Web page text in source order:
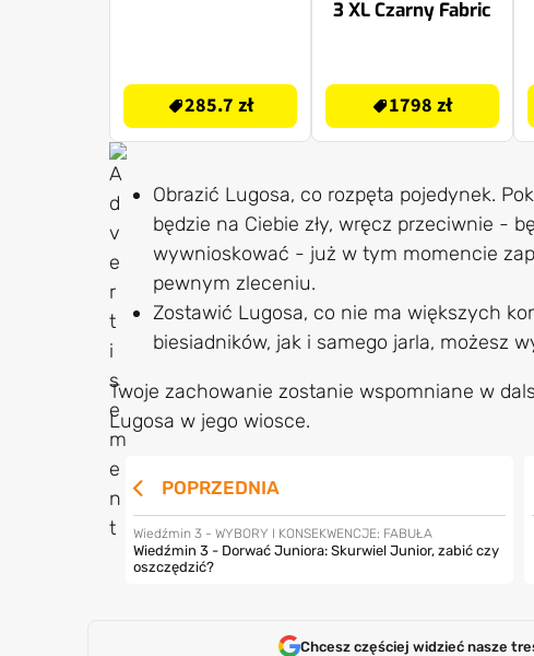
285.7 zł
3 XL Czarny Fabric
1798 zł
Obrazić Lugosa, co rozpęta pojedynek.
będzie na Ciebie zły, wręcz przeciwnie -
wywnioskować - już w tym momencie
pewnym zleceniu.
Zostawić Lugosa, co nie ma większych
biesiadników, jak i samego jarla, możesz
Twoje zachowanie zostanie wspomniane w
Lugosa w jego wiosce.
POPRZEDNIA
Wiedźmin 3 - WYBORY I KONSEKWENCJE: FABUŁA
Wiedźmin 3 - Dorwać Juniora: Skurwiel Junior, zabić czy
oszczędzić?
Chcesz częściej widzieć nasze